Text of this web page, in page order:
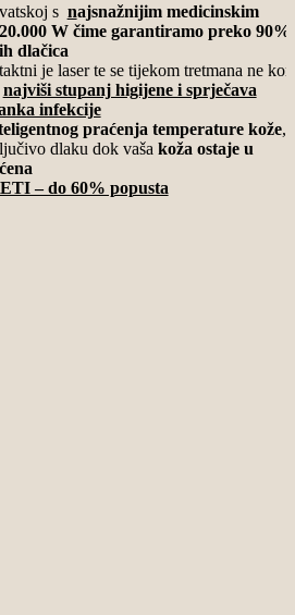
s najsnažnijim medicinskim
W čime garantiramo preko 90%
dlačica
je laser te se tijekom tretmana ne
najviši stupanj higijene i sprječava
infekcije
praćenja temperature kože,
dlaku dok vaša koža ostaje u
– do 60% popusta